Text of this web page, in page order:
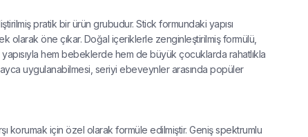
pratik bir ürün grubudur. Stick formundaki yapısı
olarak öne çıkar. Doğal içeriklerle zenginleştirilmiş formülü,
hem bebeklerde hem de büyük çocuklarda rahatlıkla
uygulanabilmesi, seriyi ebeveynler arasında popüler
korumak için özel olarak formüle edilmiştir. Geniş spektrumlu